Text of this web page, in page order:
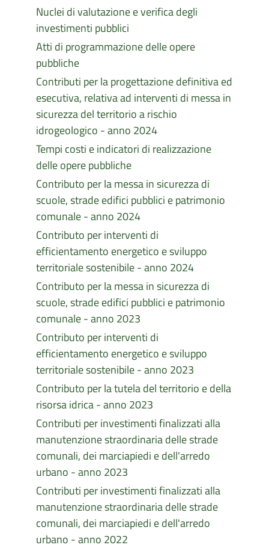
Nuclei di valutazione e verifica degli
investimenti pubblici
Atti di programmazione delle opere
pubbliche
Contributi per la progettazione definitiva ed
esecutiva, relativa ad interventi di messa in
sicurezza del territorio a rischio
idrogeologico - anno 2024
Tempi costi e indicatori di realizzazione
delle opere pubbliche
Contributo per la messa in sicurezza di
scuole, strade edifici pubblici e patrimonio
comunale - anno 2024
Contributo per interventi di
efficientamento energetico e sviluppo
territoriale sostenibile - anno 2024
Contributo per la messa in sicurezza di
scuole, strade edifici pubblici e patrimonio
comunale - anno 2023
Contributo per interventi di
efficientamento energetico e sviluppo
territoriale sostenibile - anno 2023
Contributo per la tutela del territorio e della
risorsa idrica - anno 2023
Contributi per investimenti finalizzati alla
manutenzione straordinaria delle strade
comunali, dei marciapiedi e dell'arredo
urbano - anno 2023
Contributi per investimenti finalizzati alla
manutenzione straordinaria delle strade
comunali, dei marciapiedi e dell'arredo
urbano - anno 2022